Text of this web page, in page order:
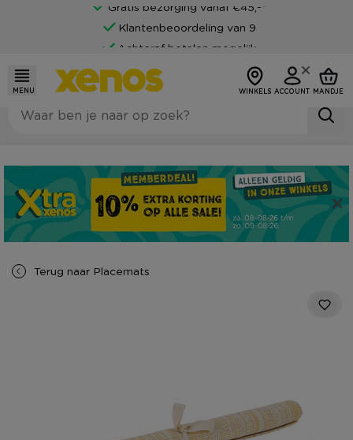
Gratis bezorging vanaf €45,-*
Klantenbeoordeling van 9
Achteraf betalen mogelijk
MENU WINKELS ACCOUNT MANDJE
Terug naar Placemats